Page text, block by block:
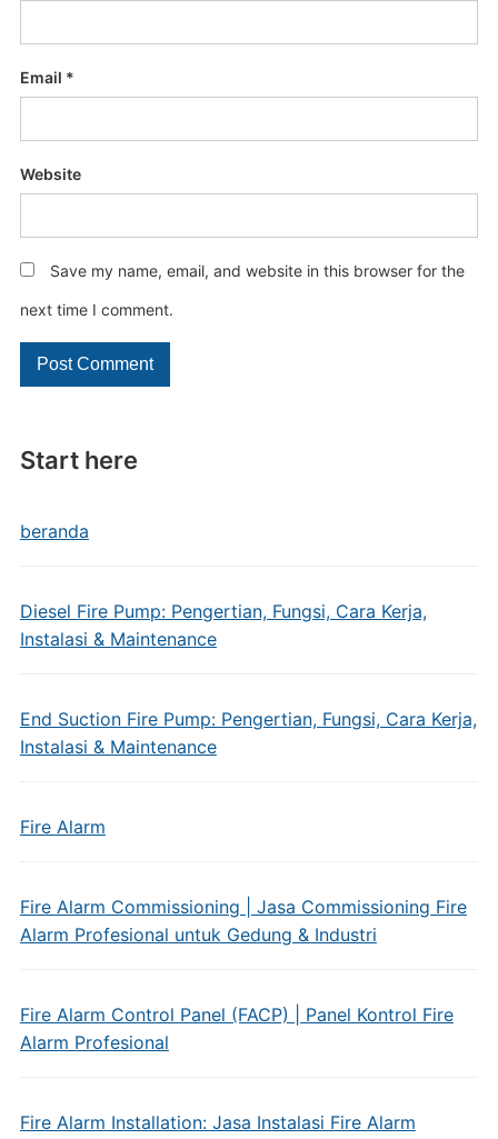
Start here
beranda
Diesel Fire Pump: Pengertian, Fungsi, Cara Kerja,
Instalasi & Maintenance
End Suction Fire Pump: Pengertian, Fungsi, Cara Kerja,
Instalasi & Maintenance
Fire Alarm
Fire Alarm Commissioning | Jasa Commissioning Fire
Alarm Profesional untuk Gedung & Industri
Fire Alarm Control Panel (FACP) | Panel Kontrol Fire
Alarm Profesional
Fire Alarm Installation: Jasa Instalasi Fire Alarm
Email *
Website
Save my name, email, and website in this browser for the
next time I comment.